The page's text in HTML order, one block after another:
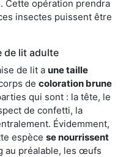
Cette opération prendra
insectes puissent être
de lit adulte
de lit a une taille
de coloration brune
qui sont : la tête, le
de confetti, la
Évidemment,
espèce se nourrissent
au préalable, les œufs